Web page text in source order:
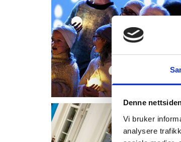
Denne
Vi bruker
analysere